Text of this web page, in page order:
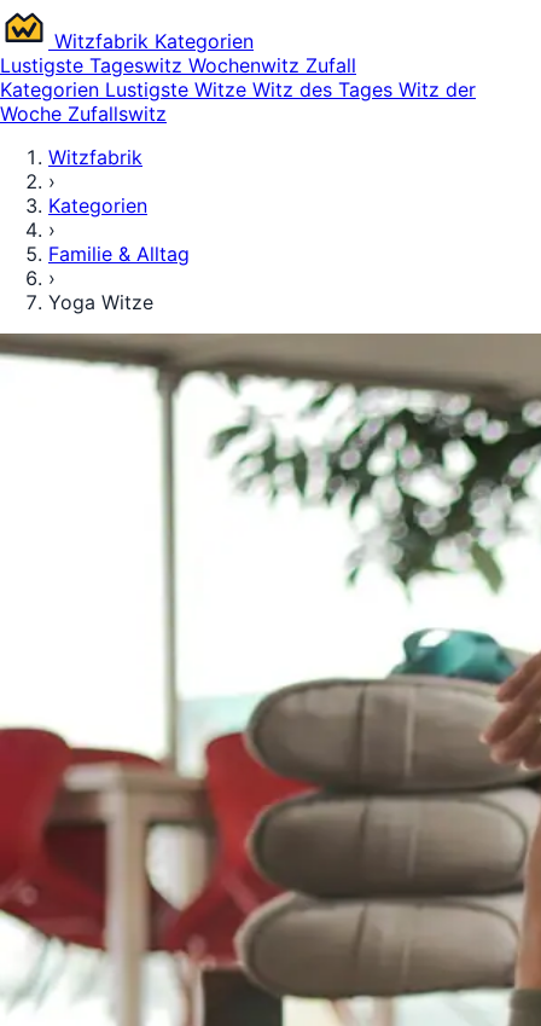
Witzfabrik Kategorien
Lustigste Tageswitz Wochenwitz Zufall
Kategorien Lustigste Witze Witz des Tages Witz der
Woche Zufallswitz
Witzfabrik
›
Kategorien
›
Familie & Alltag
›
Yoga Witze